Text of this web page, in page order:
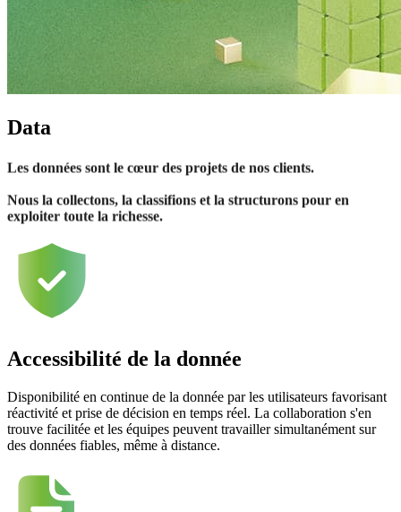
Data
Les données sont le cœur des projets de nos clients.
Nous la collectons, la classifions et la structurons pour en
exploiter toute la richesse.
Accessibilité de la donnée
Disponibilité en continue de la donnée par les utilisateurs favorisant
réactivité et prise de décision en temps réel. La collaboration s'en
trouve facilitée et les équipes peuvent travailler simultanément sur
des données fiables, même à distance.